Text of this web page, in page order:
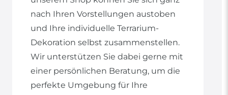
nach Ihren Vorstellungen austoben
und Ihre individuelle Terrarium-
Dekoration selbst zusammenstellen.
Wir unterstützen Sie dabei gerne mit
einer persönlichen Beratung, um die
perfekte Umgebung für Ihre